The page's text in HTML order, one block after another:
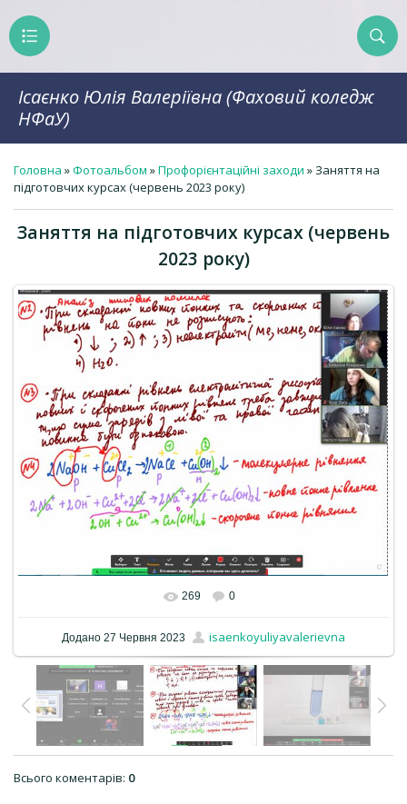
Ісаєнко Юлія Валеріївна (Фаховий коледж
НФаУ)
Головна »Фотоальбом »Профорієнтаційні заходи » Заняття на
підготовчих курсах (червень 2023 року)
Заняття на підготовчих курсах (червень
2023 року)
269 0
Додано 27 Червня 2023 isaenkoyuliyavalerievna
Всього коментарів: 0